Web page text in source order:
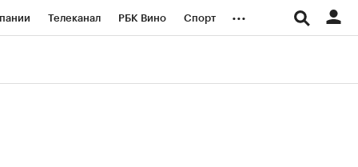
Телеканал РБК Вино Спорт ...